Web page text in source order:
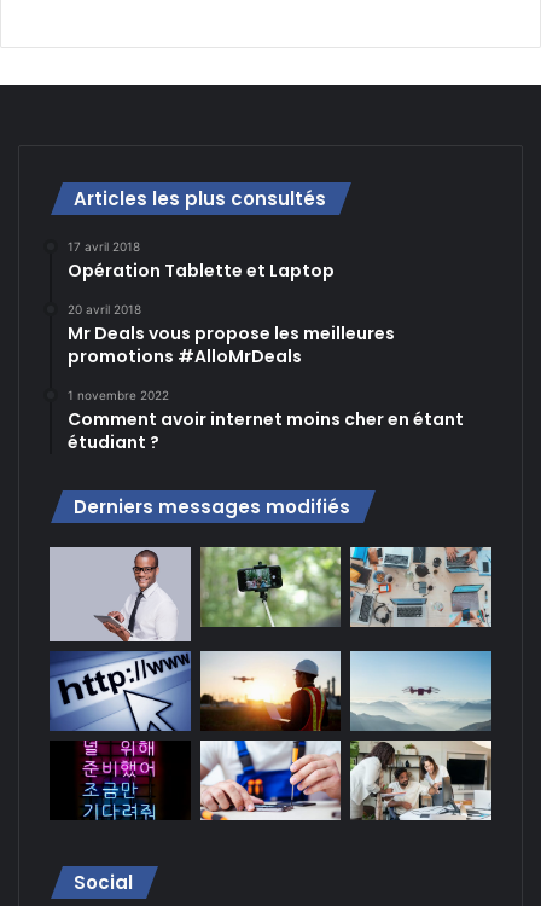
Articles les plus consultés
17 avril 2018
Opération Tablette et Laptop
20 avril 2018
Mr Deals vous propose les meilleures
promotions #AlloMrDeals
1 novembre 2022
Comment avoir internet moins cher en étant
étudiant ?
Derniers messages modifiés
Social